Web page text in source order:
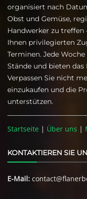
organisiert nach
Obst und Gemüse,
Handwerker zu
Ihnen privilegierten
Terminen. Jede
Stände und bieten das
Verpassen Sie nicht
einzukaufen und die
unterstützen.
Startseite | Über uns |
KONTAKTIEREN SIE
E-Mail: